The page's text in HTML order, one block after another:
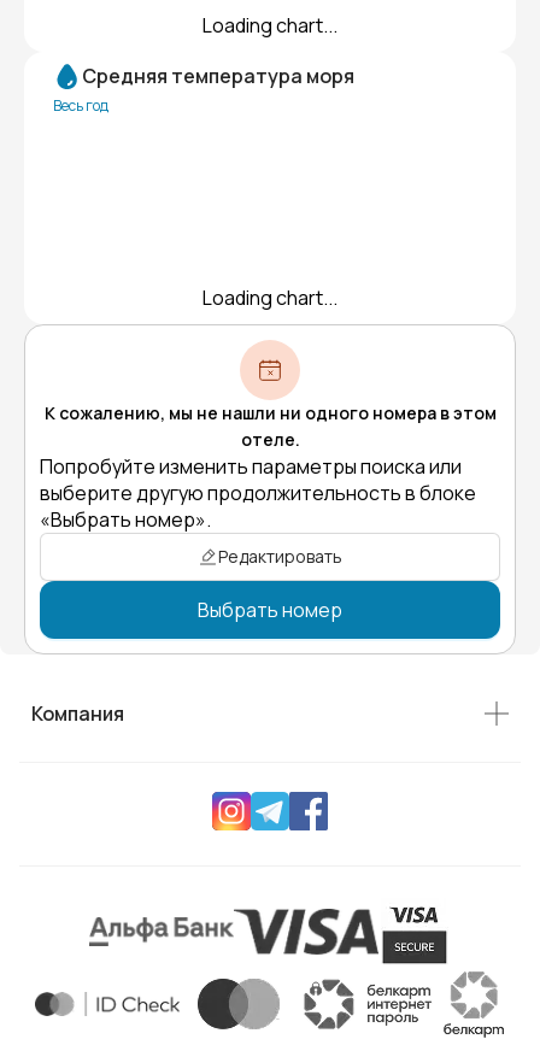
Loading chart...
Средняя температура моря
Весь год
Loading chart...
К сожалению, мы не нашли ни одного номера в этом
отеле.
Попробуйте изменить параметры поиска или
выберите другую продолжительность в блоке
«Выбрать номер».
Редактировать
Выбрать номер
Компания